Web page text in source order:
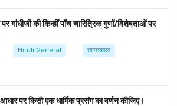
गांधीजी की किन्हीं पाँच चारित्रिक गुणों/विशेषताओं पर
Hindi General खण्डकाव्य
पर किसी एक धार्मिक प्रसंग का वर्णन कीजिए।